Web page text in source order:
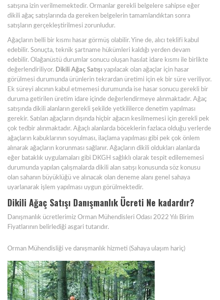
satışına izin verilmemektedir. Ormanlar gerekli belgelere sahipse eğer
dikili ağaç satışlarında da gereken belgelerin tamamlandıktan sonra
satışların gerçekleştirilmesi zorunludur.
Ağaçların belli bir kısmı hasar görmüş olabilir. Yine de, alıcı teklifi kabul
edebilir. Sonuçta, teknik şartname hükümleri kaldığı yerden devam
edebilir. Olağanüstü durumlar sonucu oluşan hasılat idare kısmı ile birlikte
değerlendiriliyor. Dikili Ağaç Satışı yapılacak olan ağaçlar için hasar
görülmesi durumunda ürünlerin tekrardan üretimi için ek bir süre veriliyor.
Ek süreyi alıcının kabul etmemesi durumunda ise hasar sonucu gerekli bir
duruma getirilen üretim idare içinde değerlendirmeye alınmaktadır. Ağaç
satışında dikili alanların gerekli şekilde yetkililerce denetim yapılması
gerekir. Satılan ağaçların dışında hiçbir ağacın kesilmemesi için gerekli pek
çok tedbir alınmaktadır. Ağaçlı alanlarda böceklerin fazlaca olduğu yerlerde
ağaçların kabuklarının soyulması, ilaçlama yapılması gibi pek çok önlem
alınarak ağaçların korunması sağlanır. Ağaçların dikili oldukları alanlarda
eğer bataklık uygulamaları gibi DKGH sağlıklı olarak tespit edilememesi
durumunda yapılan çalışmalarda dikili alan satışı konusunda söz konusu
olan sahanın büyüklüğü ve alınacak olan deneme alanı genel sahaya
uyarlanarak işlem yapılması uygun görülmektedir.
Dikili Ağaç Satışı Danışmanlık Ücreti Ne kadardır?
Danışmanlık ücretlerimiz Orman Mühendisleri Odası 2022 Yılı Birim
Fiyatlarının belirlediği asgari tutarıdır.
Orman Mühendisliği ve danışmanlık hizmeti (Sahaya ulaşım hariç)